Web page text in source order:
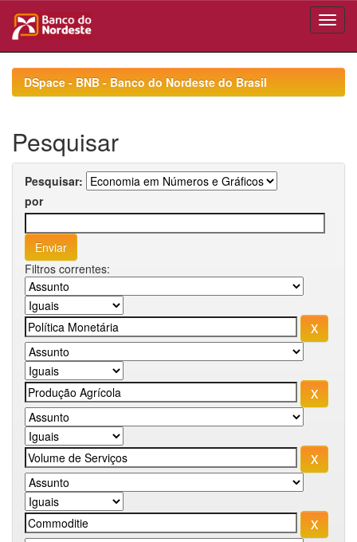
navigationDSpace - BNB - Banco do Nordeste do Brasil
Pesquisar
Pesquisar:
por
Filtros correntes: